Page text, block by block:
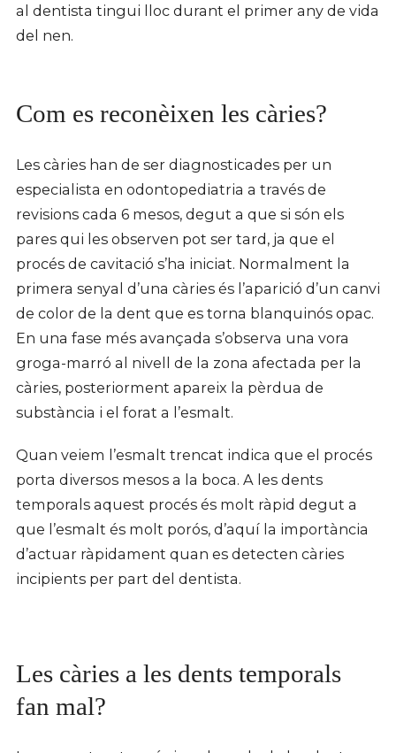
al dentista tingui lloc durant el primer any de vida
del nen.
Com es reconèixen les càries?
Les càries han de ser diagnosticades per un
especialista en odontopediatria a través de
revisions cada 6 mesos, degut a que si són els
pares qui les observen pot ser tard, ja que el
procés de cavitació s’ha iniciat. Normalment la
primera senyal d’una càries és l’aparició d’un canvi
de color de la dent que es torna blanquinós opac.
En una fase més avançada s’observa una vora
groga-marró al nivell de la zona afectada per la
càries, posteriorment apareix la pèrdua de
substància i el forat a l’esmalt.
Quan veiem l’esmalt trencat indica que el procés
porta diversos mesos a la boca. A les dents
temporals aquest procés és molt ràpid degut a
que l’esmalt és molt porós, d’aquí la importància
d’actuar ràpidament quan es detecten càries
incipients per part del dentista.
Les càries a les dents temporals
fan mal?